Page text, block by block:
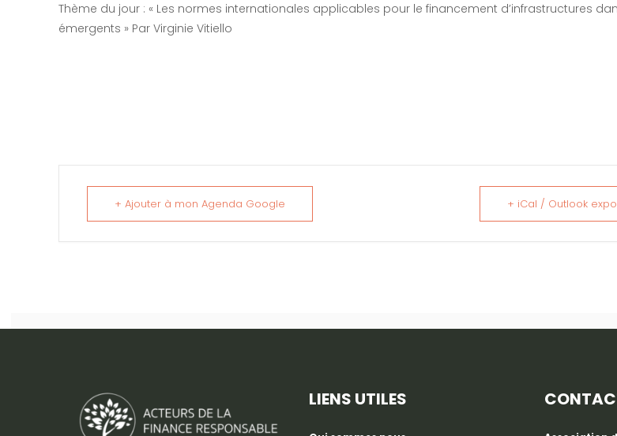
Thème du jour : « Les normes internationales applicables pour le financement d’infrastructures
émergents » Par Virginie Vitiello
+ Ajouter à mon Agenda Google + iCal / Outlook
LIENS UTILES